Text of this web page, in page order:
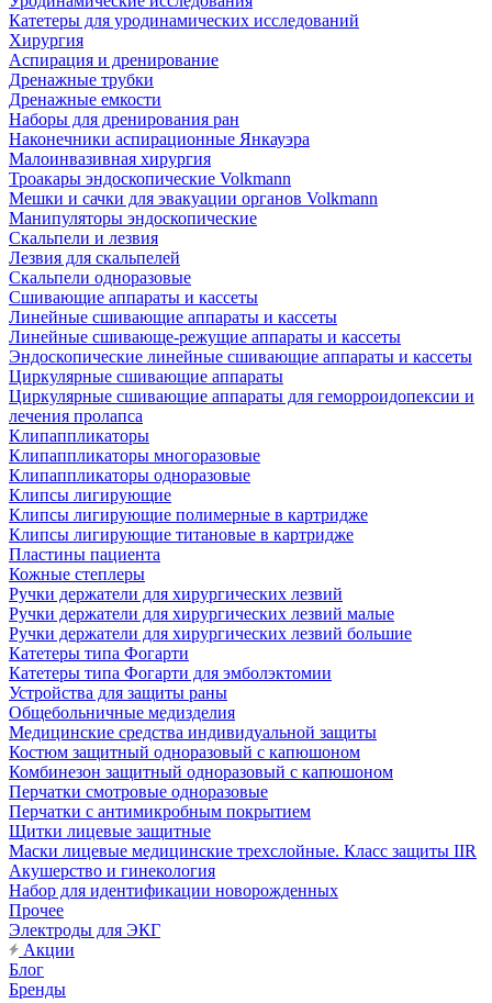
Катетеры для уродинамических исследований
Хирургия
Аспирация и дренирование
Дренажные трубки
Дренажные емкости
Наборы для дренирования ран
Наконечники аспирационные Янкауэра
Малоинвазивная хирургия
Троакары эндоскопические Volkmann
Мешки и сачки для эвакуации органов Volkmann
Манипуляторы эндоскопические
Скальпели и лезвия
Лезвия для скальпелей
Скальпели одноразовые
Сшивающие аппараты и кассеты
Линейные сшивающие аппараты и кассеты
Линейные сшивающе-режущие аппараты и кассеты
Эндоскопические линейные сшивающие аппараты и кассеты
Циркулярные сшивающие аппараты
Циркулярные сшивающие аппараты для геморроидопексии и
лечения пролапса
Клипаппликаторы
Клипаппликаторы многоразовые
Клипаппликаторы одноразовые
Клипсы лигирующие
Клипсы лигирующие полимерные в картридже
Клипсы лигирующие титановые в картридже
Пластины пациента
Кожные степлеры
Ручки держатели для хирургических лезвий
Ручки держатели для хирургических лезвий малые
Ручки держатели для хирургических лезвий большие
Катетеры типа Фогарти
Катетеры типа Фогарти для эмболэктомии
Устройства для защиты раны
Общебольничные медизделия
Медицинские средства индивидуальной защиты
Костюм защитный одноразовый с капюшоном
Комбинезон защитный одноразовый с капюшоном
Перчатки смотровые одноразовые
Перчатки с антимикробным покрытием
Щитки лицевые защитные
Маски лицевые медицинские трехслойные. Класс защиты IIR
Акушерство и гинекология
Набор для идентификации новорожденных
Прочее
Электроды для ЭКГ
Акции
Блог
Бренды